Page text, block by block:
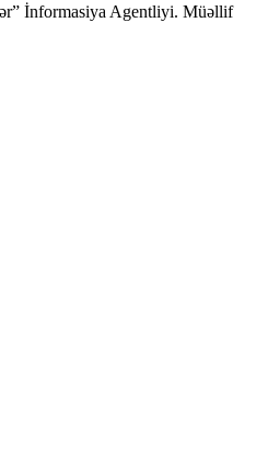
İnformasiya Agentliyi. Müəllif